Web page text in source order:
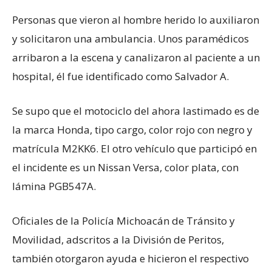
Personas que vieron al hombre herido lo auxiliaron
y solicitaron una ambulancia. Unos paramédicos
arribaron a la escena y canalizaron al paciente a un
hospital, él fue identificado como Salvador A.
Se supo que el motociclo del ahora lastimado es de
la marca Honda, tipo cargo, color rojo con negro y
matrícula M2KK6. El otro vehículo que participó en
el incidente es un Nissan Versa, color plata, con
lámina PGB547A.
Oficiales de la Policía Michoacán de Tránsito y
Movilidad, adscritos a la División de Peritos,
también otorgaron ayuda e hicieron el respectivo